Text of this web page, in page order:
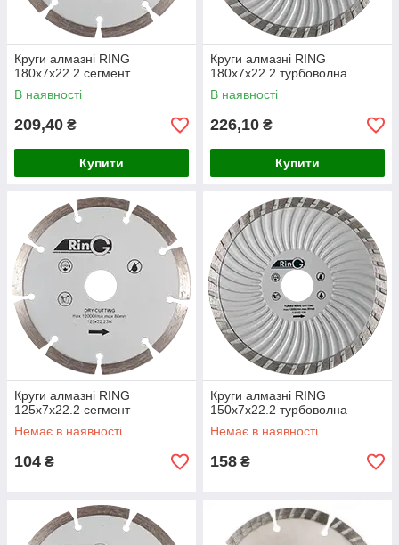
Круги алмазні RING
180x7x22.2 сегмент
В наявності
209,40 ₴
Купити
Круги алмазні RING
180x7x22.2 турбоволна
В наявності
226,10 ₴
Купити
Круги алмазні RING
125x7x22.2 сегмент
Немає в наявності
104 ₴
Круги алмазні RING
150x7x22.2 турбоволна
Немає в наявності
158 ₴